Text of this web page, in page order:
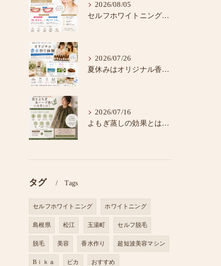
2026/08/05
セルフホワイトニングの効果を実感する通い方
2026/07/26
夏休みはオリジナル香水作りで思い出を残そう♪
2026/07/16
よもぎ蒸しの効果とは？温活で健康と美容をサポート
タグ Tags
セルフホワイトニング ホワイトニング
島根県 松江 玉湯町 セルフ脱毛
脱毛 美容 香水作り 超短波美容マシン
Bｉｋａ ビカ おすすめ